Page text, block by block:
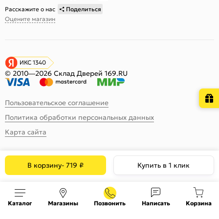
В корзину- 719 ₽ Купить в 1 клик
Расскажите о нас
Поделиться
Оцените магазин
ИКС 1340
© 2010—2026 Склад Дверей 169.RU
Пользовательское соглашение
Политика обработки персональных данных
Карта сайта
Каталог Магазины Позвонить Написать Корзина